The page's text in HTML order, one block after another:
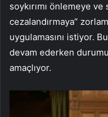
soykırımı önlemeye ve
cezalandırmaya”
uygulamasını istiyor.
devam ederken
amaçlıyor.